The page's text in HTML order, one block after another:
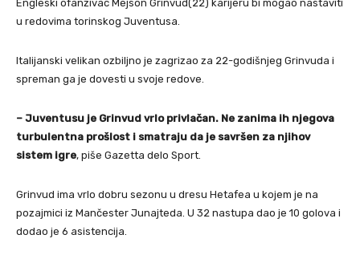
Engleski ofanzivac Mejson Grinvud(22) karijeru bi mogao nastaviti
u redovima torinskog Juventusa.
Italijanski velikan ozbiljno je zagrizao za 22-godišnjeg Grinvuda i
spreman ga je dovesti u svoje redove.
– Juventusu je Grinvud vrlo privlačan. Ne zanima ih njegova
turbulentna prošlost i smatraju da je savršen za njihov
sistem igre, piše Gazetta delo Sport.
Grinvud ima vrlo dobru sezonu u dresu Hetafea u kojem je na
pozajmici iz Mančester Junajteda. U 32 nastupa dao je 10 golova i
dodao je 6 asistencija.